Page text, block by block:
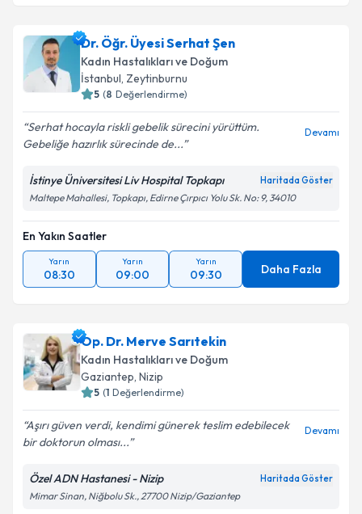
için bir takvim hazırlandığında e-posta ile
bilgilendireceğiz.
E-posta Adresiniz
Metni'ni okudum ve kişisel verilerimin belirtilen
kapsamda işlenmesini kabul ediyorum.
Takvim Talebini Gönder
Dr. Öğr. Üyesi Serhat Şen
Kadın Hastalıkları ve Doğum
İstanbul, Zeytinburnu
5 (8 Değerlendirme)
Serhat hocayla riskli gebelik sürecini yürüttüm.
Gebeliğe hazırlık sürecinde de...
Devamı
İstinye Üniversitesi Liv Hospital Topkapı Haritada Göster
Maltepe Mahallesi, Topkapı, Edirne Çırpıcı Yolu Sk. No: 9, 34010
En Yakın Saatler
Yarın
08:30
Yarın
09:00
Yarın
09:30 Daha Fazla
Op. Dr. Merve Sarıtekin
Kadın Hastalıkları ve Doğum
Gaziantep, Nizip
5 (1 Değerlendirme)
Aşırı güven verdi, kendimi günerek teslim edebilecek
bir doktorun olması...
Devamı
Özel ADN Hastanesi - Nizip Haritada Göster
Mimar Sinan, Niğbolu Sk., 27700 Nizip/Gaziantep